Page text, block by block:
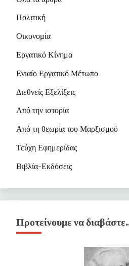
Πολιτική
Οικονομία
Εργατικό Κίνημα
Ενιαίο Εργατικό Μέτωπο
Διεθνείς Εξελίξεις
Από την ιστορία
Από τη θεωρία του Μαρξισμού
Τεύχη Εφημερίδας
Βιβλία-Εκδόσεις
Προτείνουμε να